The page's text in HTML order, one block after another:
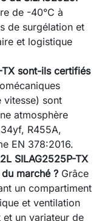
de -40°C à
de surgélation et
et logistique
TX sont-ils certifiés
vitesse) sont
atmosphère
R455A,
EN 378:2016.
SILAG2525P-TX
marché ? Grâce
un compartiment
et ventilation
et un variateur de